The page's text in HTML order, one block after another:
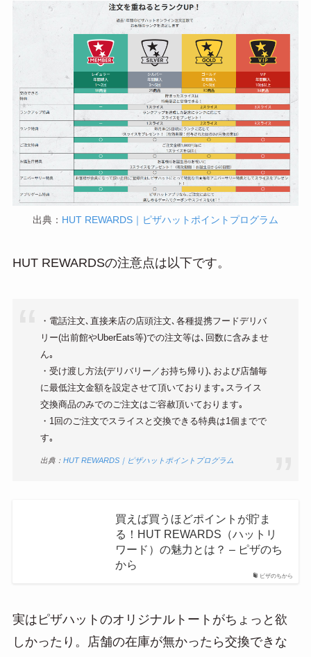
出典： HUT REWARDS｜ピザハットポイントプログラム
HUT REWARDSの注意点は以下です。
・電話注文､直接来店の店頭注文､各種提携フードデリバ
リー(出前館やUberEats等)での注文等は､回数に含みませ
ん｡
・受け渡し方法(デリバリー／お持ち帰り)､および店舗毎
に最低注文金額を設定させて頂いております｡スライス
交換商品のみでのご注文はご容赦頂いております｡
・1回のご注文でスライスと交換できる特典は1個までで
す｡
出典：HUT REWARDS｜ピザハットポイントプログラム
ピザのちから
買えば買うほどポイントが貯ま
る！HUT REWARDS（ハットリ
ワード）の魅力とは？ – ピザのち
から
実はピザハットのオリジナルトートがちょっと欲
しかったり。店舗の在庫が無かったら交換できな